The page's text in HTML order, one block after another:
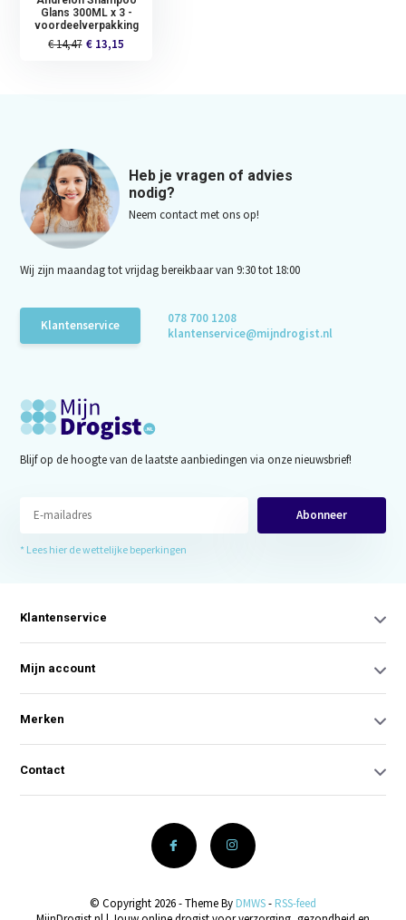
Glans 300ML x 3 -
voordeelverpakking
€ 14,47 € 13,15
Heb je vragen of advies
nodig?
Neem contact met ons op!
Wij zijn maandag tot vrijdag bereikbaar van 9:30 tot 18:00
Klantenservice
078 700 1208
klantenservice@mijndrogist.nl
Blijf op de hoogte van de laatste aanbiedingen via onze nieuwsbrief!
Abonneer
* Lees hier de wettelijke beperkingen
Klantenservice
Mijn account
Merken
Contact
© Copyright 2026 - Theme By DMWS- RSS-feed